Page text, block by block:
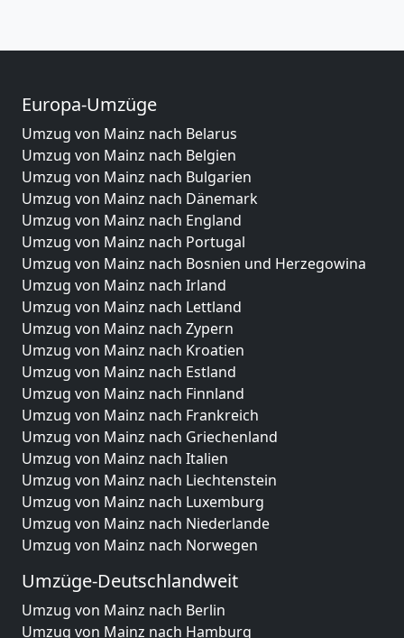
Europa-Umzüge
Umzug von Mainz nach Belarus
Umzug von Mainz nach Belgien
Umzug von Mainz nach Bulgarien
Umzug von Mainz nach Dänemark
Umzug von Mainz nach England
Umzug von Mainz nach Portugal
Umzug von Mainz nach Bosnien und Herzegowina
Umzug von Mainz nach Irland
Umzug von Mainz nach Lettland
Umzug von Mainz nach Zypern
Umzug von Mainz nach Kroatien
Umzug von Mainz nach Estland
Umzug von Mainz nach Finnland
Umzug von Mainz nach Frankreich
Umzug von Mainz nach Griechenland
Umzug von Mainz nach Italien
Umzug von Mainz nach Liechtenstein
Umzug von Mainz nach Luxemburg
Umzug von Mainz nach Niederlande
Umzug von Mainz nach Norwegen
Umzüge-Deutschlandweit
Umzug von Mainz nach Berlin
Umzug von Mainz nach Hamburg